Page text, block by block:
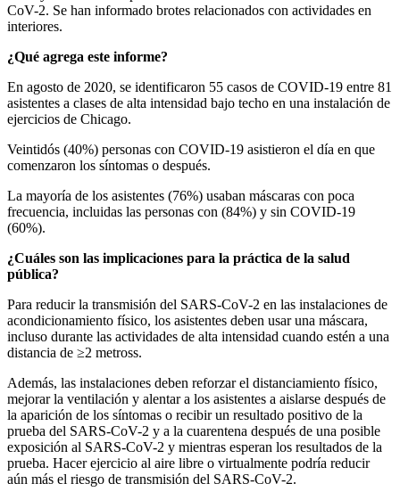
CoV-2. Se han informado brotes relacionados con actividades en
interiores.
¿Qué agrega este informe?
En agosto de 2020, se identificaron 55 casos de COVID-19 entre 81
asistentes a clases de alta intensidad bajo techo en una instalación de
ejercicios de Chicago.
Veintidós (40%) personas con COVID-19 asistieron el día en que
comenzaron los síntomas o después.
La mayoría de los asistentes (76%) usaban máscaras con poca
frecuencia, incluidas las personas con (84%) y sin COVID-19
(60%).
¿Cuáles son las implicaciones para la práctica de la salud
pública?
Para reducir la transmisión del SARS-CoV-2 en las instalaciones de
acondicionamiento físico, los asistentes deben usar una máscara,
incluso durante las actividades de alta intensidad cuando estén a una
distancia de ≥2 metross.
Además, las instalaciones deben reforzar el distanciamiento físico,
mejorar la ventilación y alentar a los asistentes a aislarse después de
la aparición de los síntomas o recibir un resultado positivo de la
prueba del SARS-CoV-2 y a la cuarentena después de una posible
exposición al SARS-CoV-2 y mientras esperan los resultados de la
prueba. Hacer ejercicio al aire libre o virtualmente podría reducir
aún más el riesgo de transmisión del SARS-CoV-2.